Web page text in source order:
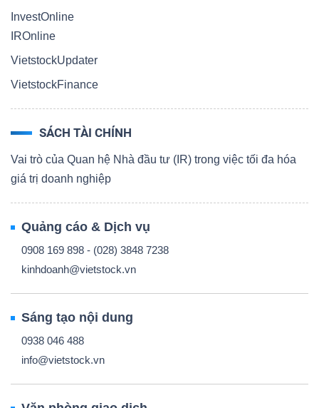
InvestOnline
IROnline
VietstockUpdater
VietstockFinance
SÁCH TÀI CHÍNH
Vai trò của Quan hệ Nhà đầu tư (IR) trong việc tối đa hóa
giá trị doanh nghiệp
Quảng cáo & Dịch vụ
0908 169 898 - (028) 3848 7238
kinhdoanh@vietstock.vn
Sáng tạo nội dung
0938 046 488
info@vietstock.vn